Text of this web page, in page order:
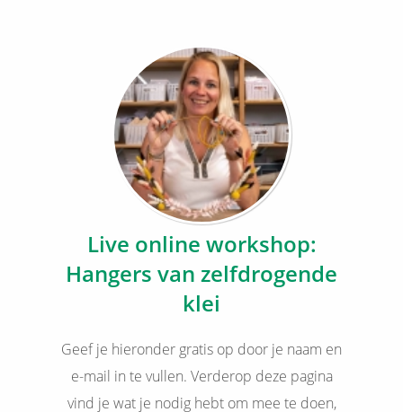
Live online workshop:
Hangers van zelfdrogende
klei
Geef je hieronder gratis op door je naam en
e-mail in te vullen. Verderop deze pagina
vind je wat je nodig hebt om mee te doen,